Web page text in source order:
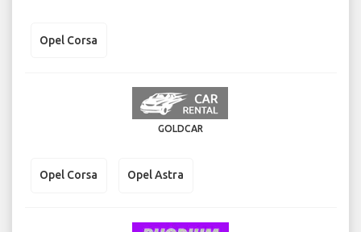
Opel Corsa
GOLDCAR
Opel Corsa Opel Astra